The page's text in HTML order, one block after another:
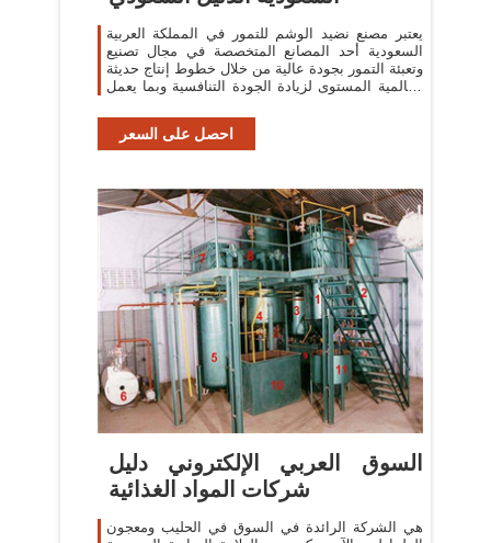
يعتبر مصنع نضيد الوشم للتمور في المملكة العربية
السعودية أحد المصانع المتخصصة في مجال تصنيع
وتعبئة التمور بجودة عالية من خلال خطوط إنتاج حديثة
وعالمية المستوى لزيادة الجودة التنافسية وبما يعمل
احصل على السعر
السوق العربي الإلكتروني دليل
شركات المواد الغذائية
هي الشركة الرائدة في السوق في الحليب ومعجون